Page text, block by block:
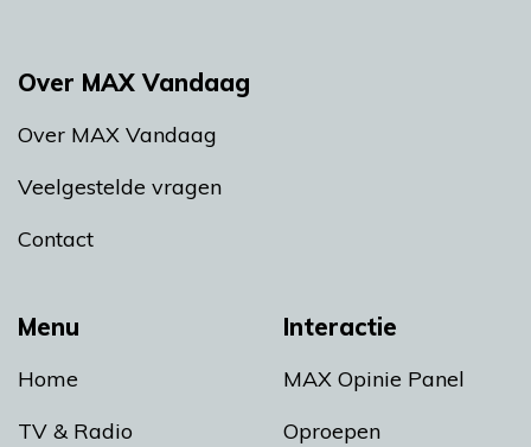
Menu
Home
TV & Radio
Interactie
MAX Opinie Panel
Oproepen
Over MAX Vandaag
Over MAX Vandaag
Veelgestelde vragen
Contact